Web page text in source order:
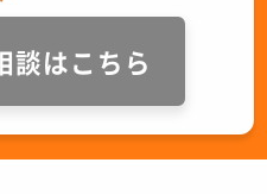
談はこちら